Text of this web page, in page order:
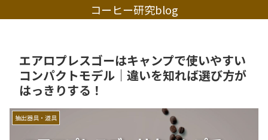
コーヒー研究blog
エアロプレスゴーはキャンプで使いやすい
コンパクトモデル｜違いを知れば選び方が
はっきりする！
抽出器具・道具